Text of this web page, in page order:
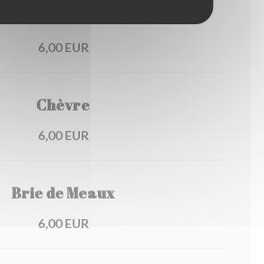
6,00 EUR
Chèvre
6,00 EUR
Brie de Meaux
6,00 EUR